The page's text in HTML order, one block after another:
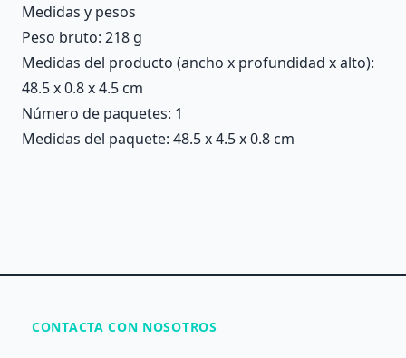
Medidas y pesos
Peso bruto: 218 g
Medidas del producto (ancho x profundidad x alto):
48.5 x 0.8 x 4.5 cm
Número de paquetes: 1
Medidas del paquete: 48.5 x 4.5 x 0.8 cm
CONTACTA CON NOSOTROS